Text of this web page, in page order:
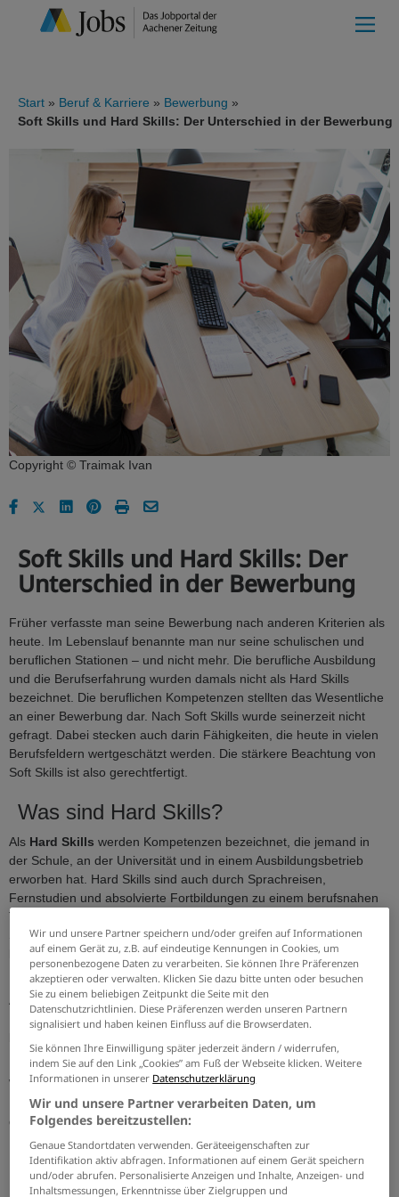
Start Beruf & Karriere
Bewerbung
Soft Skills und Hard Skills: Der Unterschied in der Bewerbung
Copyright © Traimak Ivan
Soft Skills und Hard Skills: Der
Unterschied in der Bewerbung
Früher verfasste man seine Bewerbung nach anderen Kriterien als
heute. Im Lebenslauf benannte man nur seine schulischen und
beruflichen Stationen – und nicht mehr. Die berufliche Ausbildung
und die Berufserfahrung wurden damals nicht als Hard Skills
bezeichnet. Die beruflichen Kompetenzen stellten das Wesentliche
an einer Bewerbung dar. Nach Soft Skills wurde seinerzeit nicht
gefragt. Dabei stecken auch darin Fähigkeiten, die heute in vielen
Berufsfeldern wertgeschätzt werden. Die stärkere Beachtung von
Soft Skills ist also gerechtfertigt.
Was sind Hard Skills?
Als Hard Skills werden Kompetenzen bezeichnet, die jemand in
der Schule, an der Universität und in einem Ausbildungsbetrieb
erworben hat. Hard Skills sind auch durch Sprachreisen,
Fernstudien und absolvierte Fortbildungen zu einem berufsnahen
Thema nachweisbar. Diese Kompetenzen sind nicht naturgegeben.
Sie wurden durch Vorbilder vorgelebt.Fachliche Qualifikationen
kann man nur durch Lernen erwerben.
Nachgewiesen werden Hard Skills typischerweise durch
Ausbildungsnachweise, Zeugnisse, schriftliche Beurteilungen und
Prüfungsergebnisse. Für eine erfolgreiche Bewerbung sind heute
Beispiele für Hard Skills sind im Lebenslauf der berufliche
Werdegang, die durchlaufenen Abteilungen oder die Zahl der
Berufsjahre in einem großen Unternehmen. Zu den Hard Skills
gehören aber auch
erlernte Fremdsprachen
Kranführerschein
handwerkliches Können
Wir und unsere Partner speichern und/oder greifen auf Informationen
auf einem Gerät zu, z.B. auf eindeutige Kennungen in Cookies, um
personenbezogene Daten zu verarbeiten. Sie können Ihre Präferenzen
akzeptieren oder verwalten. Klicken Sie dazu bitte unten oder besuchen
Sie zu einem beliebigen Zeitpunkt die Seite mit den
Datenschutzrichtlinien. Diese Präferenzen werden unseren Partnern
signalisiert und haben keinen Einfluss auf die Browserdaten.
Sie können Ihre Einwilligung später jederzeit ändern / widerrufen,
indem Sie auf den Link „Cookies” am Fuß der Webseite klicken. Weitere
Informationen in unserer Datenschutzerklärung
Wir und unsere Partner verarbeiten Daten, um
Folgendes bereitzustellen:
Genaue Standortdaten verwenden. Geräteeigenschaften zur
Identifikation aktiv abfragen. Informationen auf einem Gerät speichern
und/oder abrufen. Personalisierte Anzeigen und Inhalte, Anzeigen- und
Inhaltsmessungen, Erkenntnisse über Zielgruppen und